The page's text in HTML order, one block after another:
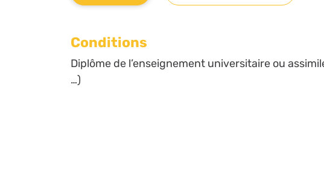
Conditions
Diplôme de l’enseignement universitaire ou
…)